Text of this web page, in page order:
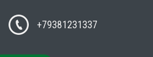
+79381231337